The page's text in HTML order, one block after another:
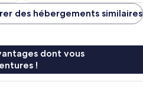
des hébergements similaires
dont vous
!